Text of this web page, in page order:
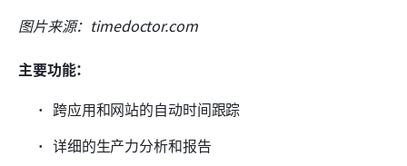
图片来源：timedoctor.com
主要功能：
跨应用和网站的自动时间跟踪
详细的生产力分析和报告